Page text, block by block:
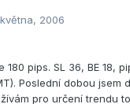
2006
180 pips. SL 36, BE 18,
Poslední dobou jsem
pro určení trendu